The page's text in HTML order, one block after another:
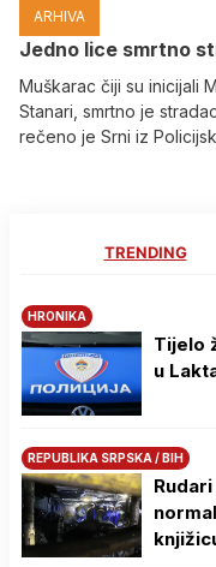
ARHIVA
Јedno lice smrtno
Muškarac čiji su inicijali
Stanari, smrtno je
rečeno je Srni iz
TRENDING
HRONIKA
Tijelo
u
REPUBLIKA SRPSKA / BIH